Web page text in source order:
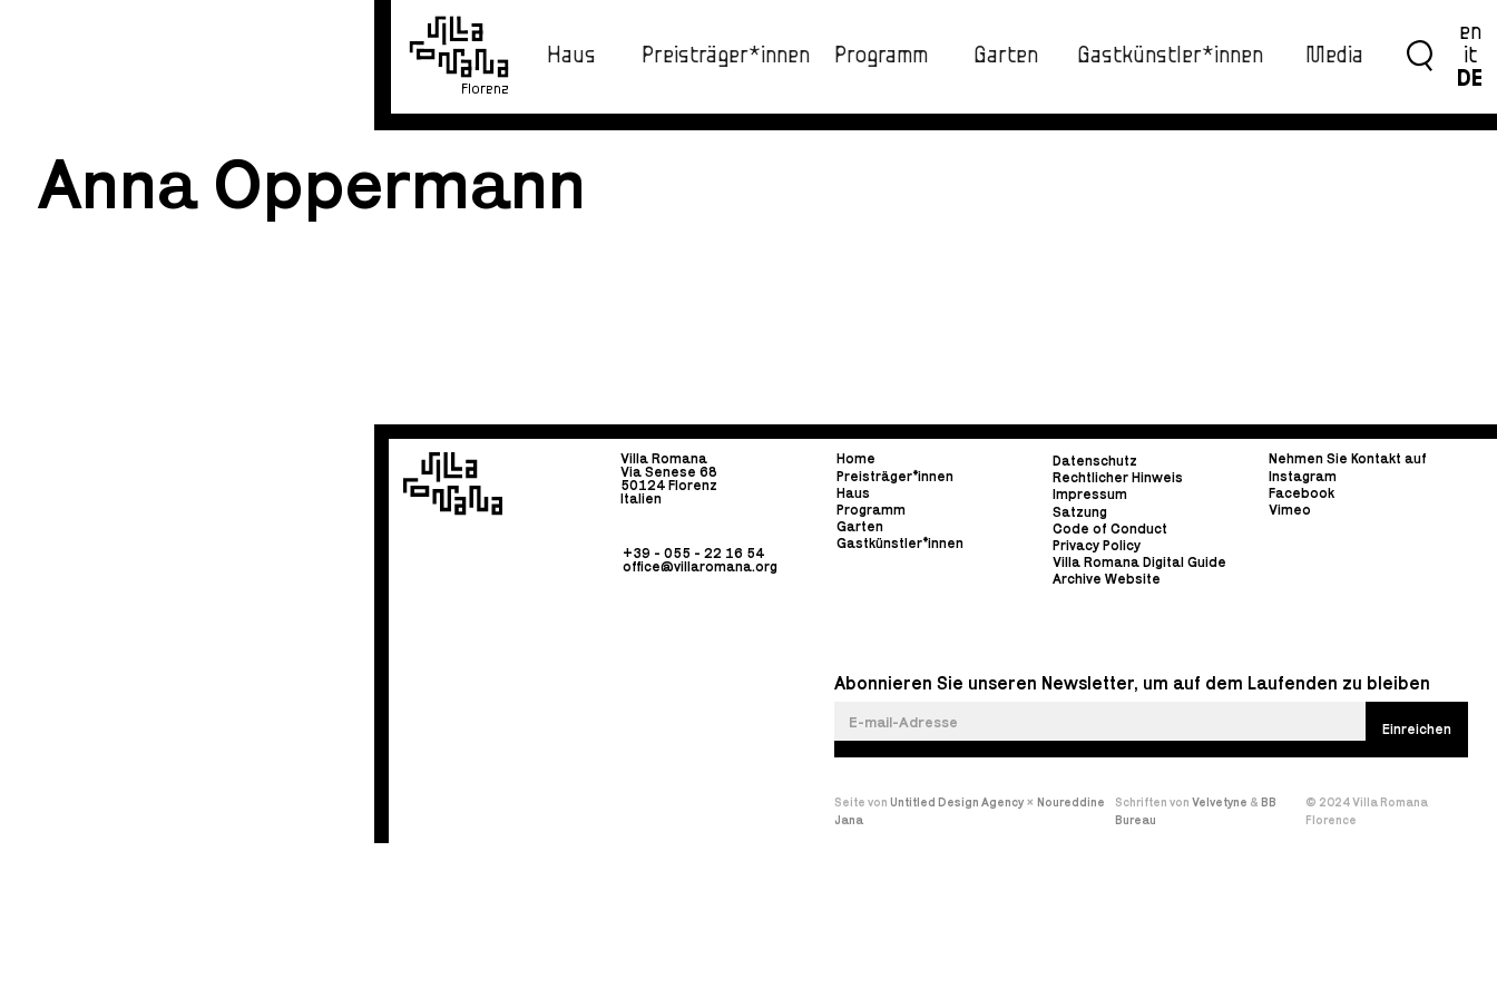
Florenz
Haus Preisträger*innen Programm Garten Gastkünstler*innen Media
en
it
DE
Anna Oppermann
Villa Romana
Via Senese 68
50124 Florenz
Italien
+39 - 055 - 22 16 54
office@villaromana.org
Home
Preisträger*innen
Haus
Programm
Garten
Gastkünstler*innen
Datenschutz
Rechtlicher Hinweis
Impressum
Satzung
Code of Conduct
Privacy Policy
Villa Romana Digital Guide
Archive Website
Nehmen Sie Kontakt auf
Instagram
Facebook
Vimeo
Abonnieren Sie unseren Newsletter, um auf dem Laufenden zu bleiben
Seite von Untitled Design Agency× Noureddine
Jana
Schriften von Velvetyne & BB
Bureau
© 2024 Villa Romana
Florence